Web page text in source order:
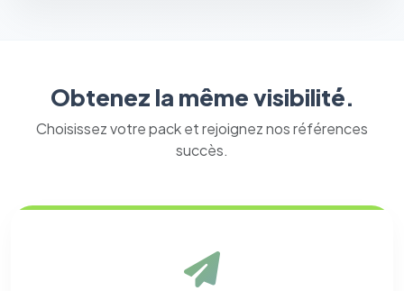
Obtenez la même visibilité.
Choisissez votre pack et rejoignez nos références
succès.